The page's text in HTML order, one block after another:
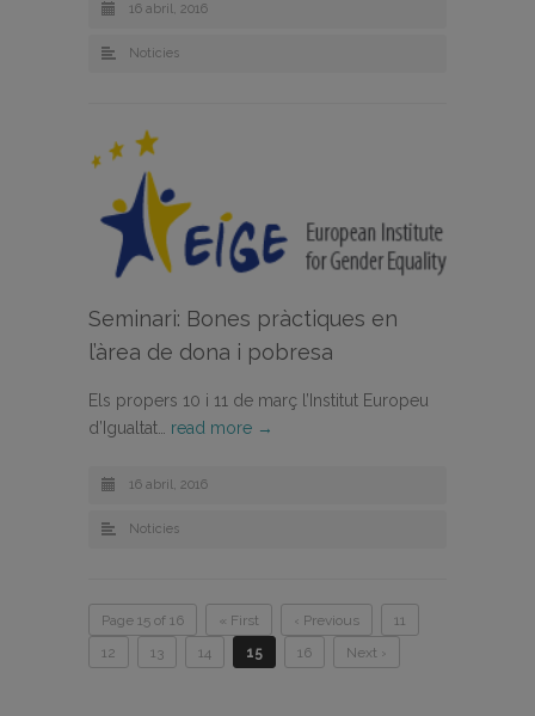
16 abril, 2016
Noticies
Seminari: Bones pràctiques en
l’àrea de dona i pobresa
Els propers 10 i 11 de març l’Institut Europeu
d’Igualtat… read more →
16 abril, 2016
Noticies
Page 15 of 16 « First ‹ Previous
11
12
13 14 15 16 Next ›